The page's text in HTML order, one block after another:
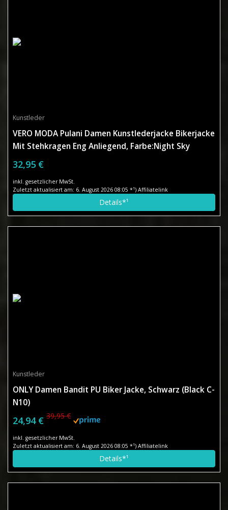
Kunstleder
VERO MODA Pulani Damen Kunstlederjacke Bikerjacke
Mit Stehkragen Eng Anliegend, Farbe:Night Sky
32,95 €
inkl. gesetzlicher MwSt.
Zuletzt aktualisiert am: 6. August 2026 08:05 *¹) Affiliatelink
Details*¹
Kunstleder
ONLY Damen Bandit PU Biker Jacke, Schwarz (Black C-
N10)
24,94 € 39,95 €
inkl. gesetzlicher MwSt.
Zuletzt aktualisiert am: 6. August 2026 08:05 *¹) Affiliatelink
Details*¹